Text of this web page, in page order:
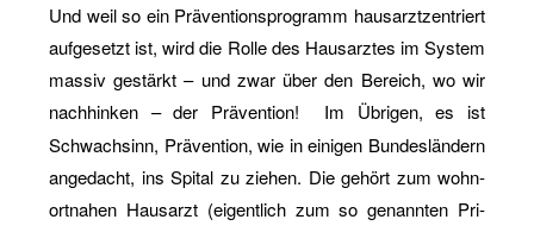
Und weil so ein Prä­ven­ti­ons­pro­gramm haus­arzt­zen­triert
auf­ge­setzt ist, wird die Rolle des Haus­arz­tes im Sys­tem
mas­siv ge­stärkt – und zwar über den Be­reich, wo wir
nach­hin­ken – der Prä­ven­ti­on!
Im Üb­ri­gen, es ist
Schwach­sinn, Prä­ven­ti­on, wie in ei­ni­gen Bun­des­län­dern
an­ge­dacht, ins Spi­tal zu zie­hen. Die ge­hört zum wohn­
ort­na­hen Haus­arzt (ei­gent­lich zum so ge­nann­ten Pri­